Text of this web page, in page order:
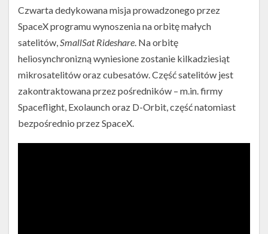
Czwarta dedykowana misja prowadzonego przez
SpaceX programu wynoszenia na orbitę małych
satelitów,SmallSat Rideshare. Na orbitę
heliosynchronizną wyniesione zostanie kilkadziesiąt
mikrosatelitów oraz cubesatów. Część satelitów jest
zakontraktowana przez pośredników – m.in. firmy
Spaceflight, Exolaunch oraz D-Orbit, część natomiast
bezpośrednio przez SpaceX.